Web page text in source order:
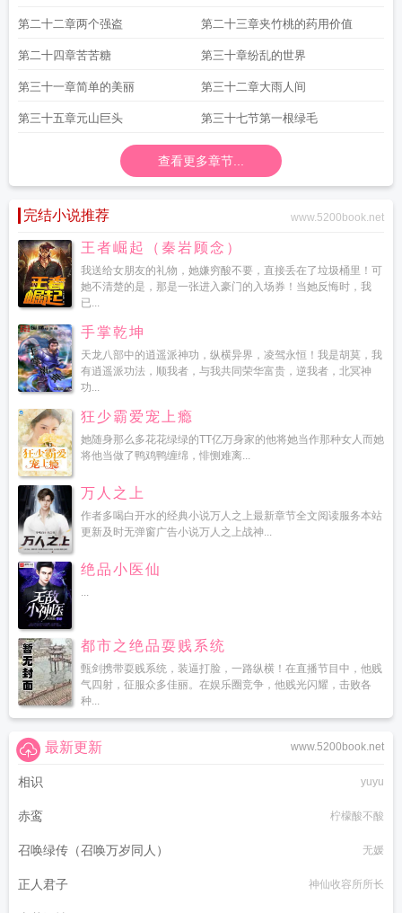
第二十二章两个强盗 第二十三章夹竹桃的药用价值
第二十四章苦苦糖 第三十章纷乱的世界
第三十一章简单的美丽 第三十二章大雨人间
第三十五章元山巨头 第三十七节第一根绿毛
查看更多章节...
完结小说推荐 www.5200book.net
王者崛起（秦岩顾念）
我送给女朋友的礼物，她嫌穷酸不要，直接丢在了垃圾桶里！可
她不清楚的是，那是一张进入豪门的入场券！当她反悔时，我
已...
手掌乾坤
天龙八部中的逍遥派神功，纵横异界，凌驾永恒！我是胡莫，我
有逍遥派功法，顺我者，与我共同荣华富贵，逆我者，北冥神
功...
狂少霸爱宠上瘾
她随身那么多花花绿绿的TT亿万身家的他将她当作那种女人而她
将他当做了鸭鸡鸭缠绵，悱恻难离...
万人之上
作者多喝白开水的经典小说万人之上最新章节全文阅读服务本站
更新及时无弹窗广告小说万人之上战神...
绝品小医仙
...
都市之绝品耍贱系统
甄剑携带耍贱系统，装逼打脸，一路纵横！在直播节目中，他贱
气四射，征服众多佳丽。在娱乐圈竞争，他贱光闪耀，击败各
种...
www.5200book.net
最新更新
相识 yuyu
赤鸾 柠檬酸不酸
召唤绿传（召唤万岁同人） 无媛
正人君子 神仙收容所所长